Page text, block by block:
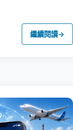
繼續閱讀→